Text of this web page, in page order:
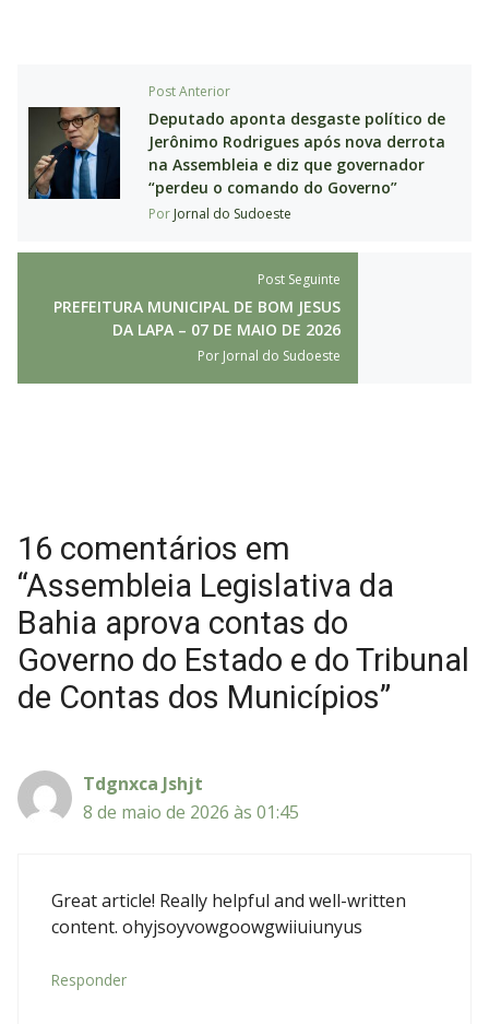
Post Anterior
Deputado aponta desgaste político de
Jerônimo Rodrigues após nova derrota
na Assembleia e diz que governador
“perdeu o comando do Governo”
Por Jornal do Sudoeste
Post Seguinte
PREFEITURA MUNICIPAL DE BOM JESUS
DA LAPA – 07 DE MAIO DE 2026
Por Jornal do Sudoeste
16 comentários em
“Assembleia Legislativa da
Bahia aprova contas do
Governo do Estado e do Tribunal
de Contas dos Municípios”
Tdgnxca Jshjt
8 de maio de 2026 às 01:45
Great article! Really helpful and well-written
content. ohyjsoyvowgoowgwiiuiunyus
Responder